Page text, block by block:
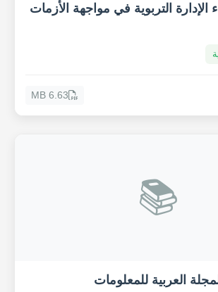
الإدارة التربوية في مواجهة الأزمات
6.63 MB
📚